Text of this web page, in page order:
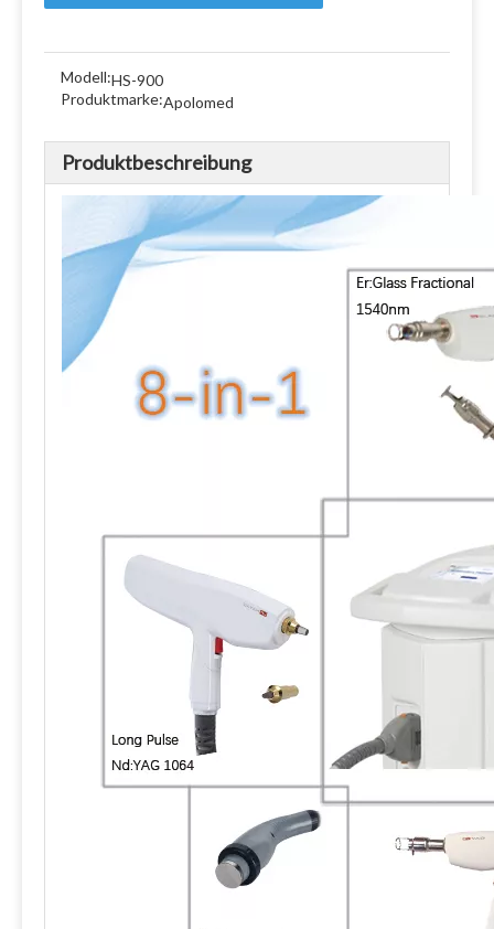
Modell:HS-900
Produktmarke:Apolomed
Produktbeschreibung